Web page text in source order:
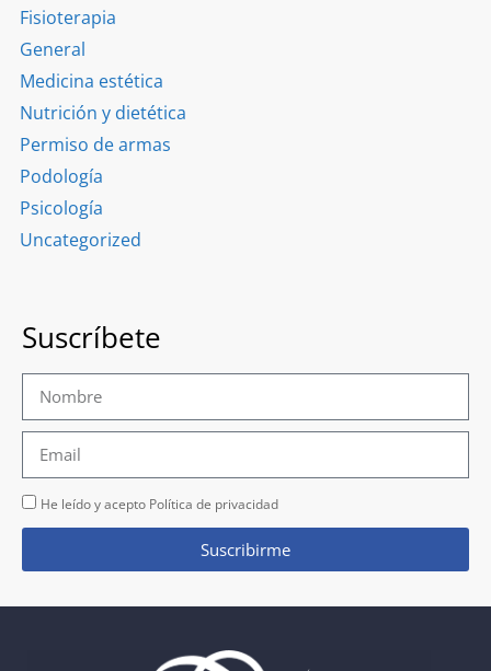
Fisioterapia
General
Medicina estética
Nutrición y dietética
Permiso de armas
Podología
Psicología
Uncategorized
Suscríbete
He leído y acepto Política de privacidad
Suscribirme